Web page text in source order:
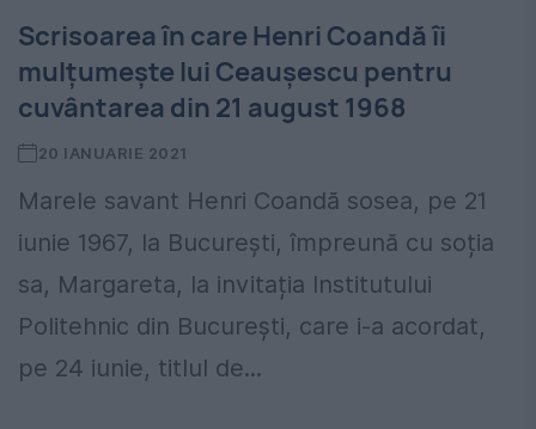
Scrisoarea în care Henri Coandă îi
mulțumește lui Ceaușescu pentru
cuvântarea din 21 august 1968
20 IANUARIE 2021
Marele savant Henri Coandă sosea, pe 21
iunie 1967, la București, împreună cu soția
sa, Margareta, la invitația Institutului
Politehnic din București, care i-a acordat,
pe 24 iunie, titlul de...